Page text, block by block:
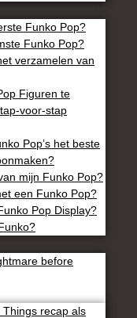
Funko Pop?
Funko Pop?
verzamelen van
Figuren te
voor-stap
Pop’s het beste
mijn Funko Pop?
een Funko Pop?
Pop Display?
before
Things recap als